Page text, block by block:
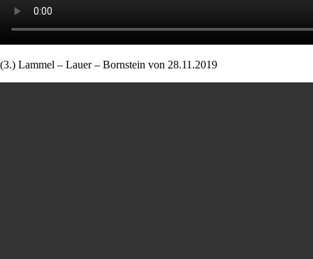
(3.) Lammel – Lauer – Bornstein von 28.11.2019